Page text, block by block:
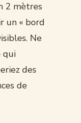
2 mètres
un « bord
Ne
qui
des
de